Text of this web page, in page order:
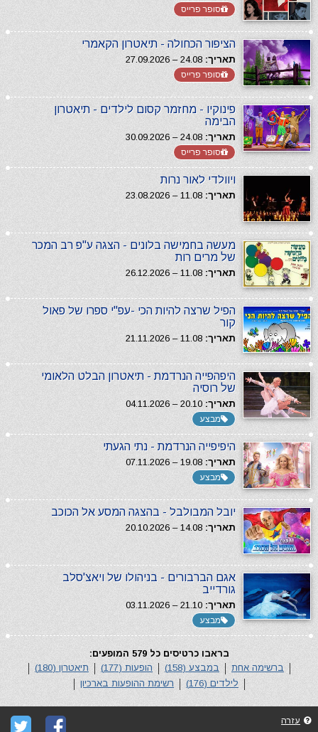
סופר פרייס
הציפור הכחולה - תיאטרון הקאמרי
תאריך:
סופר פרייס
פינוקיו - מחזמר קסום לילדים - תיאטרון
הבימה
תאריך:
סופר פרייס
ויוולדי לאור נרות
תאריך:
מעשה בחמישה בלונים - הצגה ע"פ רב המכר
של מרים רות
תאריך:
הפיל שרצה להיות הכי -עפ"י ספרו של פאול
קור
תאריך:
היפהפייה הנרדמת - תיאטרון הבלט הלאומי
של רוסיה
תאריך:
מבצע
היפיפייה הנרדמת - נתי הגעתי
תאריך:
מבצע
יובל המבולבל - בהצגה המסע אל הכוכב
תאריך:
אגם הברבורים - בניהולו של ויאצ'סלב
גורדייב
תאריך:
מבצע
בראבו כרטיסים כל 579 המופעים:
ברשימה אחת
במבצע (158) הופעות (177)
תיאטרון (180)
לילדים (176)
רשימת ההופעות בארכיון
עזרה